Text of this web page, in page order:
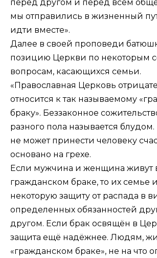
перед другом и перед всем
мы отправились в жизненный
идти вместе».
Далее в своей проповеди
позицию Церкви по некоторым
вопросам, касающихся семьи.
«Православная Церковь
относится к так называемому
браку». Беззаконное
разного пола называется
не может принести человеку
основано на грехе.
Если мужчина и женщина живут
гражданском браке, то их семье
некоторую защиту от распада в
определенных обязанностей
другом. Если брак освящён в
защита ещё надёжнее. Людям,
«гражданском браке», не на что